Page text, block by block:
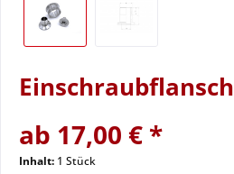
Einschraubflansch
ab 17,00 € *
Inhalt: 1 Stück